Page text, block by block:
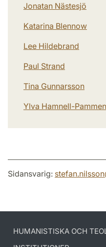
Jonatan Nästesjö
Katarina Blennow
Lee Hildebrand
Paul Strand
Tina Gunnarsson
Ylva Hamnell-
Sidansvarig: stefan.nilsson
HUMANISTISKA OCH